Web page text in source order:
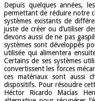
Depuis quelques années,
permettant de réduire notre
systèmes existants de
juste de créer ou d’utiliser
devons aussi de ne pas
systèmes sont développés
utilisée qui alimentera
Certains de ses systèmes
convertissent les forces
ces matériaux sont aussi
dispositifs. Pour résoudre
Héctor Ricardo Macías